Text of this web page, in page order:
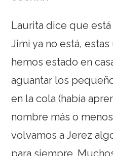
Laurita dice que
Jimi ya no está,
hemos estado en
aguantar los
en la cola (había
nombre más o
volvamos a Jerez